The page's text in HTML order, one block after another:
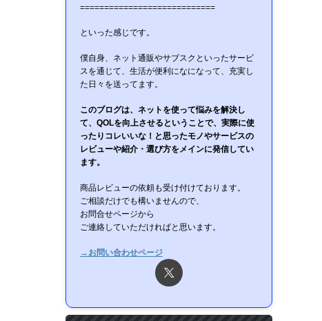
============================
といった感じです。
僕自身、ネット通販やサブスクといったサービ
スを通じて、生活が便利になになって、充実し
た日々を送ってます。
このブログは、ネットを使って悩みを解決し
て、QOLを向上させるということで、実際に使
ったりコレいいな！と思ったモノやサービスの
レビューや紹介・選び方をメインに発信してい
ます。
商品レビューの依頼も受け付けております。
ご相談だけでも構いませんので、
お問合せページから
ご連絡していただければと思います。
→お問い合わせページ